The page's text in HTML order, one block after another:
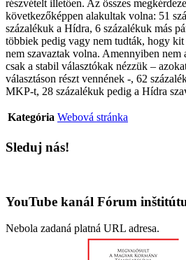
részvételt illetően. Az összes
következőképpen alakultak volna: 51
százalékuk a Hídra, 6 százalékuk más
többiek pedig vagy nem tudták, hogy
nem szavaztak volna. Amennyiben nem
csak a stabil választókak nézzük –
választáson részt vennének -, 62
MKP-t, 28 százalékuk pedig a Hídra
Kategória Webová stránka
Sleduj nás!
YouTube kanál Fórum
Nebola zadaná platná URL adresa.